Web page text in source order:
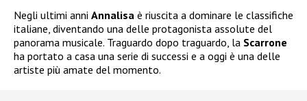
Negli ultimi anni Annalisa è riuscita a dominare le classifiche
italiane, diventando una delle protagonista assolute del
panorama musicale. Traguardo dopo traguardo, la Scarrone
ha portato a casa una serie di successi e a oggi è una delle
artiste più amate del momento.